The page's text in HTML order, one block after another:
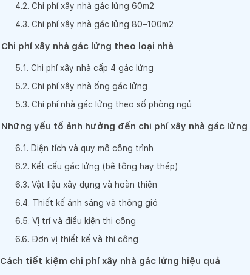
4.2. Chi phí xây nhà gác lửng 60m2
4.3. Chi phí xây nhà gác lửng 80–100m2
Chi phí xây nhà gác lửng theo loại nhà
5.1 . Chi phí xây nhà cấp 4 gác lửng
5.2. Chi phí xây nhà ống gác lửng
5.3. Chi phí nhà gác lửng theo số phòng ngủ
Những yếu tố ảnh hưởng đến chi phí xây nhà gác lửng
6.1 . Diện tích và quy mô công trình
6.2. Kết cấu gác lửng (bê tông hay thép)
6.3. Vật liệu xây dựng và hoàn thiện
6.4. Thiết kế ánh sáng và thông gió
6.5. Vị trí và điều kiện thi công
6.6. Đơn vị thiết kế và thi công
Cách tiết kiệm chi phí xây nhà gác lửng hiệu quả